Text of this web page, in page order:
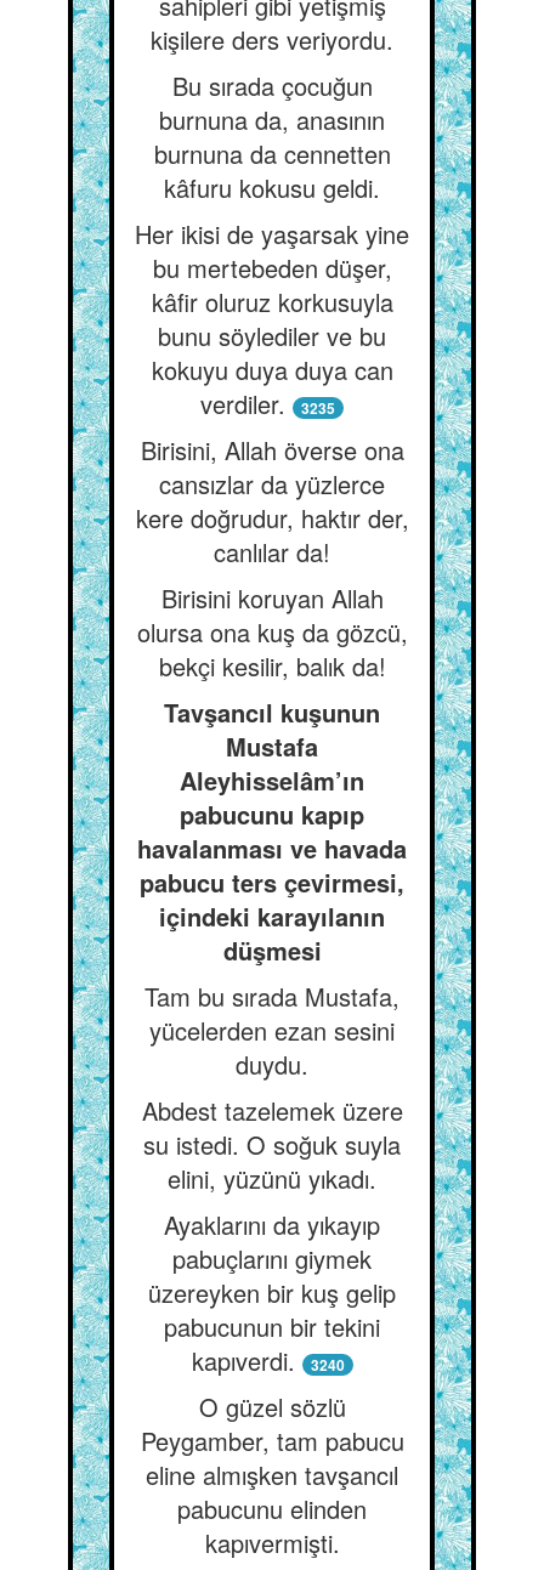
kişilere ders veriyordu.
Bu sırada çocuğun
burnuna da, anasının
burnuna da cennetten
kâfuru kokusu geldi.
Her ikisi de yaşarsak yine
bu mertebeden düşer,
kâfir oluruz korkusuyla
bunu söylediler ve bu
kokuyu duya duya can
verdiler.
3235
Birisini, Allah överse ona
cansızlar da yüzlerce
kere doğrudur, haktır der,
canlılar da!
Birisini koruyan Allah
olursa ona kuş da gözcü,
bekçi kesilir, balık da!
Tavşancıl kuşunun
Mustafa
Aleyhisselâm’ın
pabucunu kapıp
havalanması ve havada
pabucu ters çevirmesi,
içindeki karayılanın
düşmesi
Tam bu sırada Mustafa,
yücelerden ezan sesini
duydu.
Abdest tazelemek üzere
su istedi. O soğuk suyla
elini, yüzünü yıkadı.
Ayaklarını da yıkayıp
pabuçlarını giymek
üzereyken bir kuş gelip
pabucunun bir tekini
kapıverdi.
3240
O güzel sözlü
Peygamber, tam pabucu
eline almışken tavşancıl
pabucunu elinden
kapıvermişti.